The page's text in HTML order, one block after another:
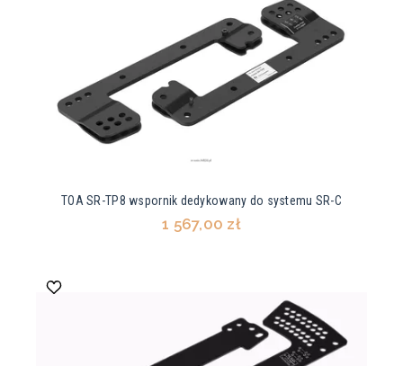
TOA SR-TP8 wspornik dedykowany do systemu SR-C
1 567,00 zł